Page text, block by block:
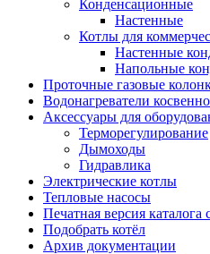
Конденсационные
Настенные
Котлы для
Настенные
Напольные
Проточные газовые
Водонагреватели
Аксессуары для
Терморегулирование
Дымоходы
Гидравлика
Электрические котлы
Тепловые насосы
Печатная версия каталога
Подобрать котёл
Архив документации